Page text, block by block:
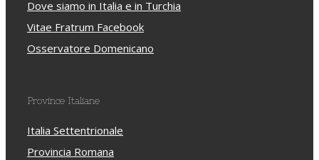
Dove siamo in Italia e in Turchia
Vitae Fratrum Facebook
Osservatore Domenicano
Province Italiane
Italia Settentrionale
Provincia Romana